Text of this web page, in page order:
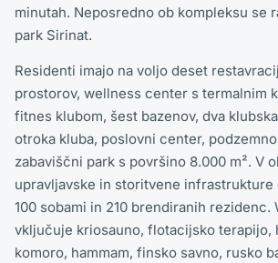
minutah. Neposredno ob kompleksu se
park Sirinat.
Residenti imajo na voljo deset
prostorov, wellness center s termalnim
fitnes klubom, šest bazenov, dva
otroka kluba, poslovni center,
zabaviščni park s površino 8.000 m². V
upravljavske in storitvene infrastrukture
100 sobami in 210 brendiranih rezidenc.
vključuje kriosauno, flotacijsko terapijo,
komoro, hammam, finsko savno, rusko